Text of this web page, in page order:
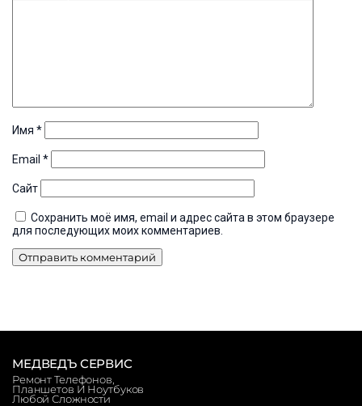
Имя *
Email *
Сайт
Сохранить моё имя, email и адрес сайта в этом браузере
для последующих моих комментариев.
МЕДВЕДЪ СЕРВИС
Ремонт Телефонов,
Планшетов И Ноутбуков
Любой Сложности